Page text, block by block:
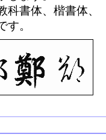
書体、楷書体、
。